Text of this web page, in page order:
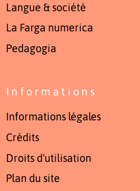
Langue & société
La Farga numerica
Pedagogia
Informations
Informations légales
Crédits
Droits d'utilisation
Plan du site